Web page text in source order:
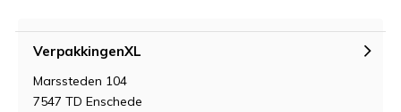
VerpakkingenXL
Marssteden 104
7547 TD Enschede